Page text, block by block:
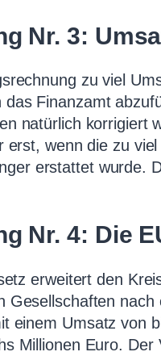
Nr. 3:
zu viel
Finanzamt
natürlich korrigiert
erst, wenn die zu
erstattet wurde.
Nr. 4: Die
erweitert den
Gesellschaften nach
einem Umsatz von
Millionen Euro.